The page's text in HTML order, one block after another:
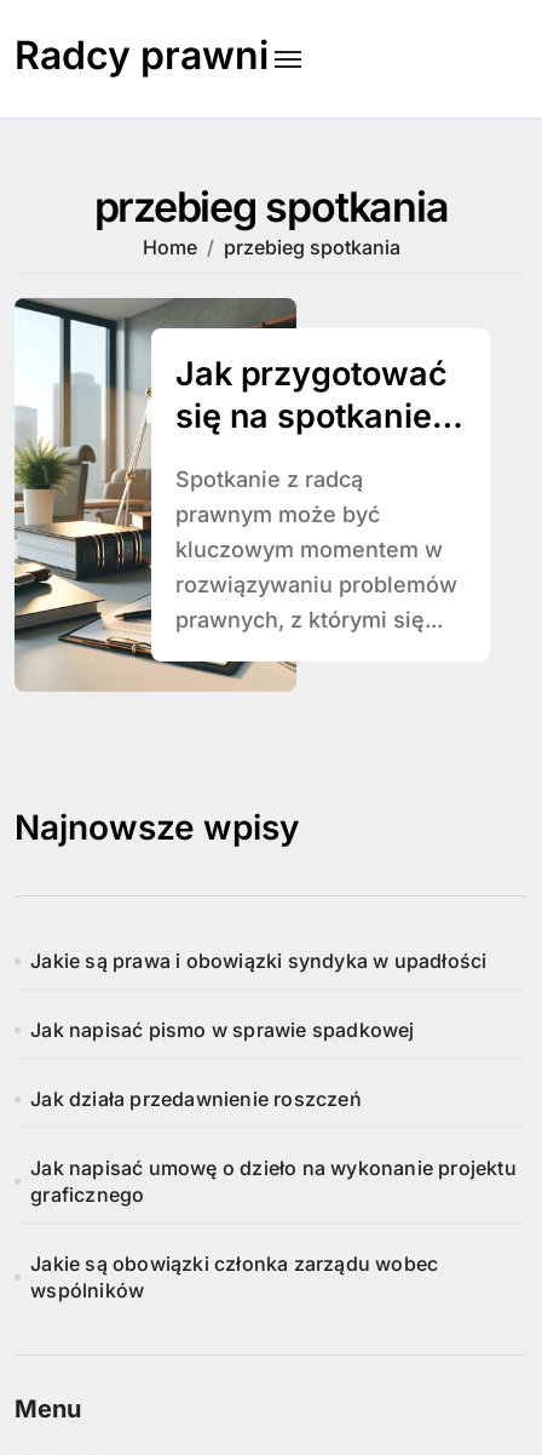
content
Radcy prawni
przebieg spotkania
Home przebieg spotkania
Jak przygotować
się na spotkanie z
Spotkanie z radcą
prawnym może być
kluczowym momentem w
rozwiązywaniu problemów
prawnych, z którymi się...
Najnowsze wpisy
Jakie są prawa i obowiązki syndyka w upadłości
Jak napisać pismo w sprawie spadkowej
Jak działa przedawnienie roszczeń
Jak napisać umowę o dzieło na wykonanie projektu
graficznego
Jakie są obowiązki członka zarządu wobec
wspólników
Menu